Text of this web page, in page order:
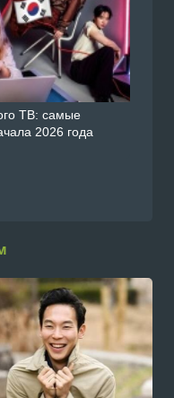
ТВ: самые
2026 года